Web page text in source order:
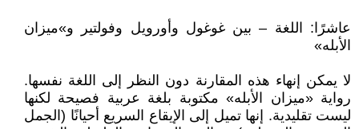
عاشرًا: اللغة – بين غوغول وأورويل وفولتير و»ميزان
الأبله»
لا يمكن إنهاء هذه المقارنة دون النظر إلى اللغة نفسها.
رواية «ميزان الأبله» مكتوبة بلغة عربية فصيحة لكنها
ليست تقليدية. إنها تميل إلى الإيقاع السريع أحيانًا (الجمل